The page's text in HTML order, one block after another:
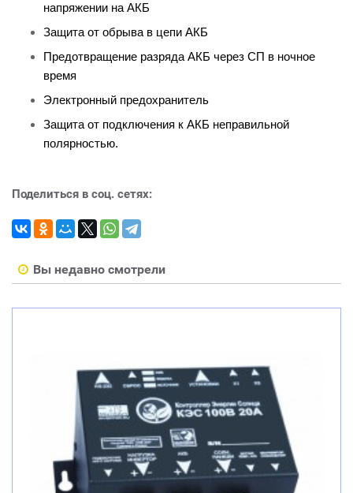
напряжении на АКБ
Защита от обрыва в цепи АКБ
Предотвращение разряда АКБ через СП в ночное
время
Электронный предохранитель
Защита от подключения к АКБ неправильной
полярностью.
Поделиться в соц. сетях:
Вы недавно смотрели